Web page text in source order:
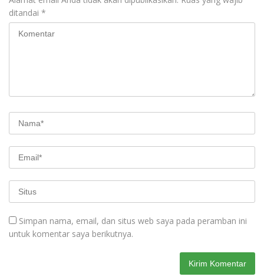
ditandai *
Simpan nama, email, dan situs web saya pada peramban ini
untuk komentar saya berikutnya.